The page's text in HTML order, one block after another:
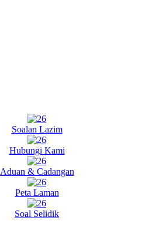
Soalan Lazim
Hubungi Kami
Aduan & Cadangan
Peta Laman
Soal Selidik